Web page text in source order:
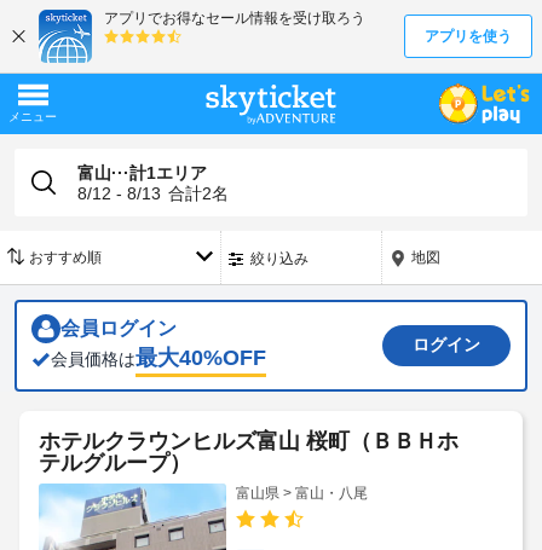
富山···計1エリア
8/12 - 8/13 合計2名
絞り込み 地図
会員ログイン
会員価格は最大40%OFF
ログイン
ホテルクラウンヒルズ富山 桜町（ＢＢＨホ
テルグループ）
富山県 > 富山・八尾